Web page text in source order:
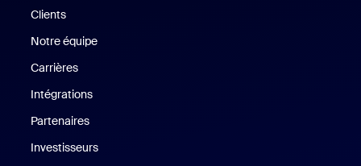
Clients
Notre équipe
Carrières
Intégrations
Partenaires
Investisseurs